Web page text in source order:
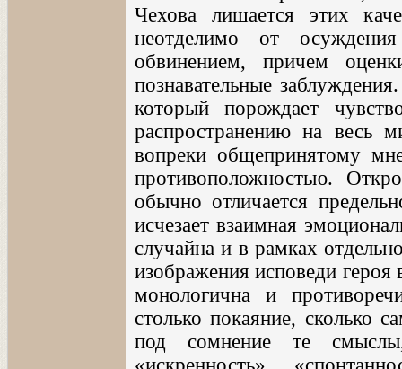
Чехова лишается этих
неотделимо от
обвинением, причем
познавательные
который порождает
распространению на весь
вопреки общепринятому
противоположностью.
обычно отличается
исчезает взаимная
случайна и в рамках
изображения исповеди героя
монологична и
столько покаяние, сколько
под сомнение те